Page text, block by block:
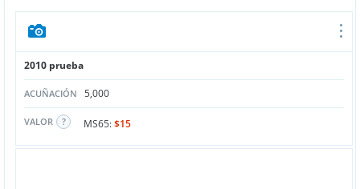
2010 prueba
ACUÑACIÓN 5,000
VALOR MS65:$15